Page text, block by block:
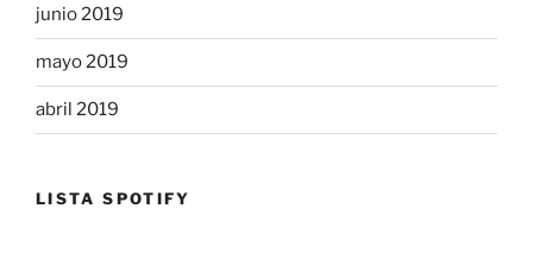
junio 2019
mayo 2019
abril 2019
LISTA SPOTIFY